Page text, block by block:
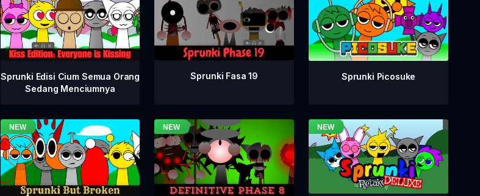
Sprunki Edisi Cium Semua Orang
Sedang Menciumnya
Sprunki Fasa 19 Sprunki Picosuke